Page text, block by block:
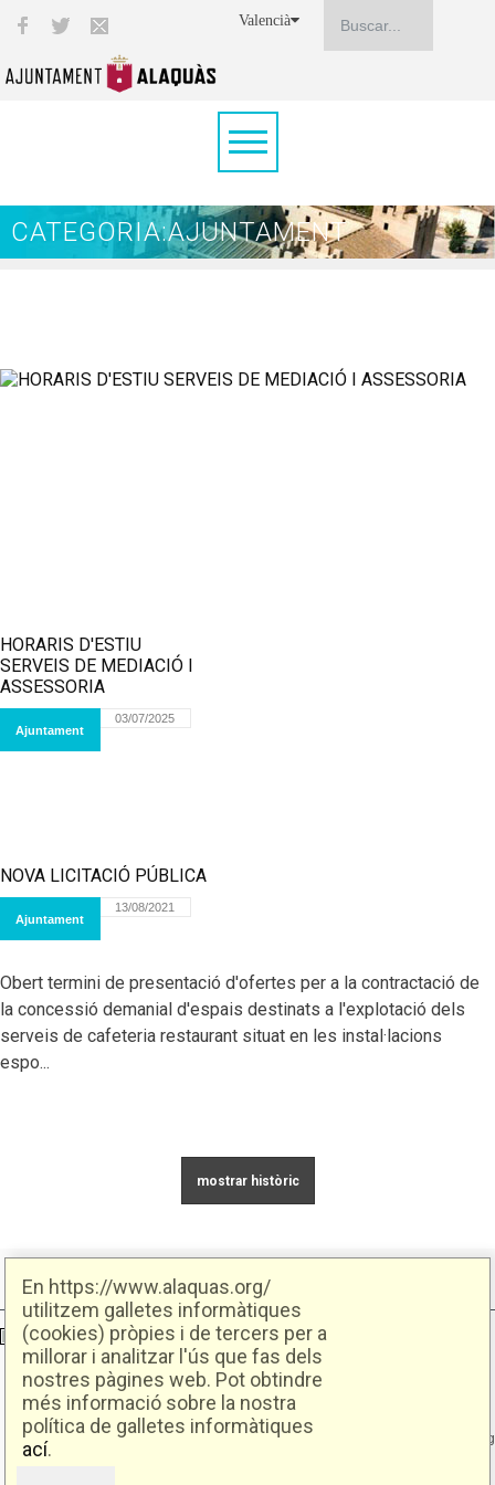
En https://www.alaquas.org/
utilitzem galletes informàtiques
(cookies) pròpies i de tercers per a
millorar i analitzar l'ús que fas dels
nostres pàgines web. Pot obtindre
més informació sobre la nostra
política de galletes informàtiques
ací.
Valencià
CATEGORIA:AJUNTAMENT
HORARIS D'ESTIU
SERVEIS DE MEDIACIÓ I
ASSESSORIA
Ajuntament
03/07/2025
NOVA LICITACIÓ PÚBLICA
Ajuntament
13/08/2021
Obert termini de presentació d'ofertes per a la contractació de
la concessió demanial d'espais destinats a l'explotació dels
serveis de cafeteria restaurant situat en les instal·lacions
espo...
Ajuntament d'Alaquàs Creative Commons
Ajuntament d'Alaquàs.
C/. Major 88. CP: 46970 Alaquàs.dir3: L01460057
Tel.: 96 151 94 00 | FAX: 96 151 94 03 | info@alaquas.org